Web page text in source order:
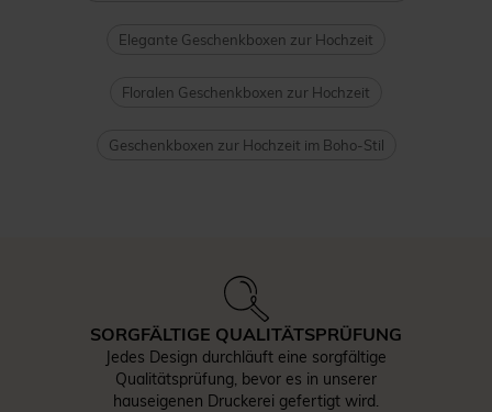
Elegante Geschenkboxen zur Hochzeit
Floralen Geschenkboxen zur Hochzeit
Geschenkboxen zur Hochzeit im Boho-Stil
SORGFÄLTIGE QUALITÄTSPRÜFUNG
Jedes Design durchläuft eine sorgfältige
Qualitätsprüfung, bevor es in unserer
hauseigenen Druckerei gefertigt wird.